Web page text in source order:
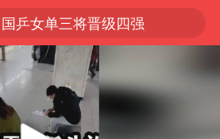
国乒女单三将晋级四强
光影经济撬动暑期消费新蓝海
宁夏运动会开幕